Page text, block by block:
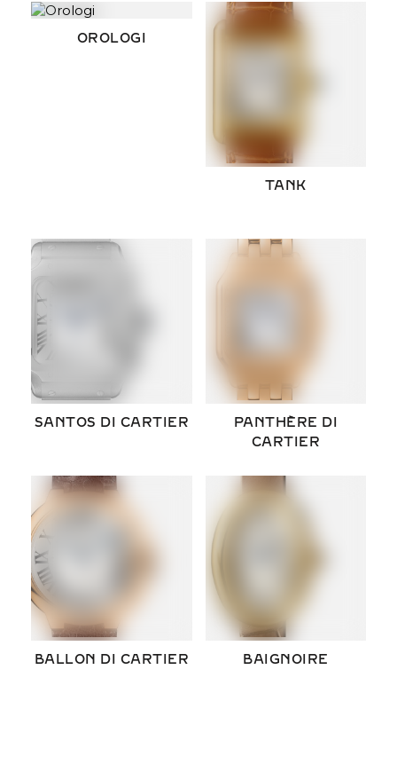
OROLOGI
TANK
SANTOS DI CARTIER PANTHÈRE DI
CARTIER
BALLON DI CARTIER BAIGNOIRE